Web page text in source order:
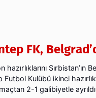
FK,
hazırlıklarını
Futbol Kulübü ikinci
2-1 galibiyetle